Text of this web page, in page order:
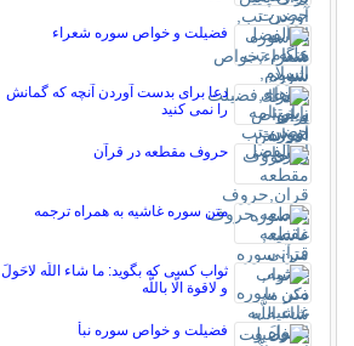
فضیلت و خواص سوره شعراء
دعا برای بدست آوردن آنچه که گمانش
را نمی کنید
حروف مقطعه در قرآن
متن سوره غاشیه به همراه ترجمه
ثواب کسى که بگوید: ما شاء اللَّه لاحَولَ
و لاقوة الّا باللَّه‏
فضیلت و خواص سوره نبأ